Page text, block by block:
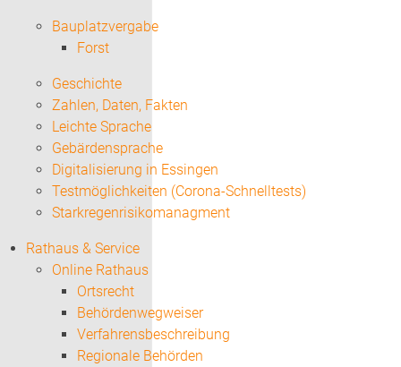
Bauplatzvergabe
Forst
Geschichte
Zahlen, Daten, Fakten
Leichte Sprache
Gebärdensprache
Digitalisierung in Essingen
Testmöglichkeiten (Corona-Schnelltests)
Starkregenrisikomanagment
Rathaus & Service
Online Rathaus
Ortsrecht
Behördenwegweiser
Verfahrensbeschreibung
Regionale Behörden